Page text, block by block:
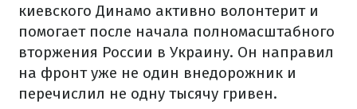
киевского Динамо активно волонтерит и
помогает после начала полномасштабного
вторжения России в Украину. Он направил
на фронт уже не один внедорожник и
перечислил не одну тысячу гривен.